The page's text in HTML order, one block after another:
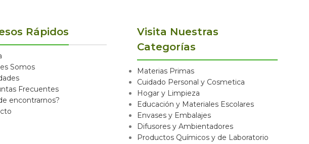
Rápidos
Somos
Frecuentes
encontrarnos?
Visita Nuestras
Categorías
Materias Primas
Cuidado Personal y Cosmetica
Hogar y Limpieza
Educación y Materiales Escolares
Envases y Embalajes
Difusores y Ambientadores
Productos Químicos y de Laboratorio